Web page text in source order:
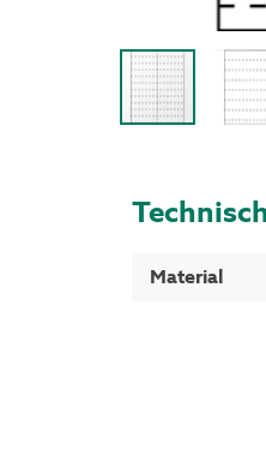
Mehr
Informationen
Material